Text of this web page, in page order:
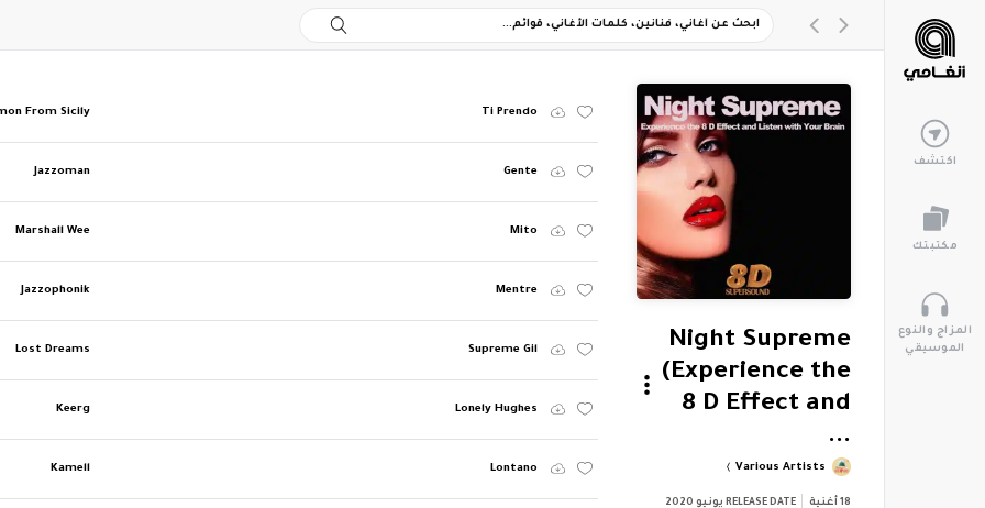
اكتشف
مكتبتك
المزاج والنوع
الموسيقي
Night Supreme
(Experience the
8 D Effect and
...
Various Artists
18 أغنية RELEASE DATE يونيو 2020
Ti Prendo
From Sicily
Gente
Jazzoman
Mito
Marshall Wee
Mentre
Jazzophonik
Supreme Gil
Lost Dreams
Lonely Hughes
Keerg
Lontano
Kamell